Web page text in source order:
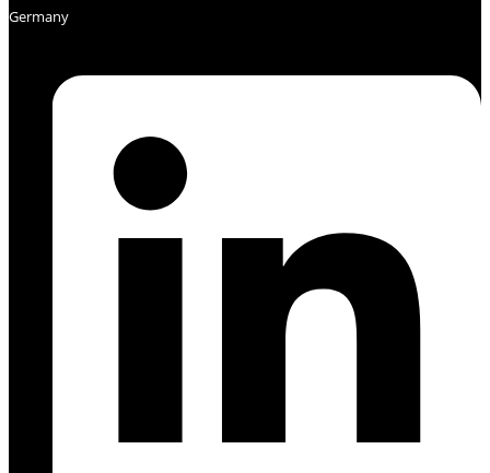
Germany